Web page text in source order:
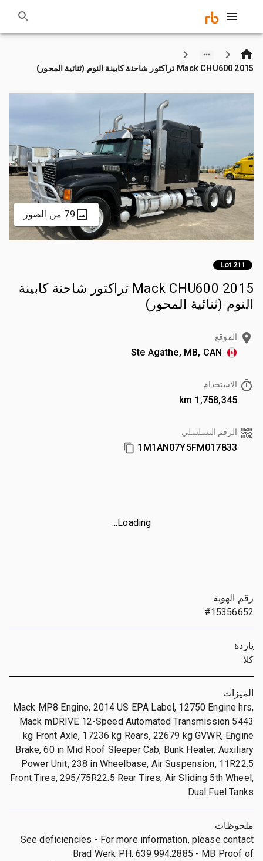
2015 Mack CHU600 تراكتور شاحنة كابينة النوم (ثنائية المحور)
79 من الصور
Lot 211
2015 Mack CHU600 تراكتور شاحنة كابينة
النوم (ثنائية المحور)
الموقع
Ste Agathe, MB, CAN
الاستخدام
1,758,345 km
الرقم التسلسلي
1M1AN07Y5FM017833
Loading...
رقم الهوية
#15356652
ياردة
كلا
الميزات
Mack MP8 Engine, 2014 US EPA Label, 12750 Engine hrs,
Mack mDRIVE 12-Speed Automated Transmission 5443
kg Front Axle, 17236 kg Rears, 22679 kg GVWR, Engine
Brake, 60 in Mid Roof Sleeper Cab, Bunk Heater, Auxiliary
Power Unit, 238 in Wheelbase, Air Suspension, 11R22.5
Front Tires, 295/75R22.5 Rear Tires, Air Sliding 5th Wheel,
Dual Fuel Tanks
ملحوظات
See deficiencies - For more information, please contact
Brad Werk PH: 639.994.2885 - MB Proof of